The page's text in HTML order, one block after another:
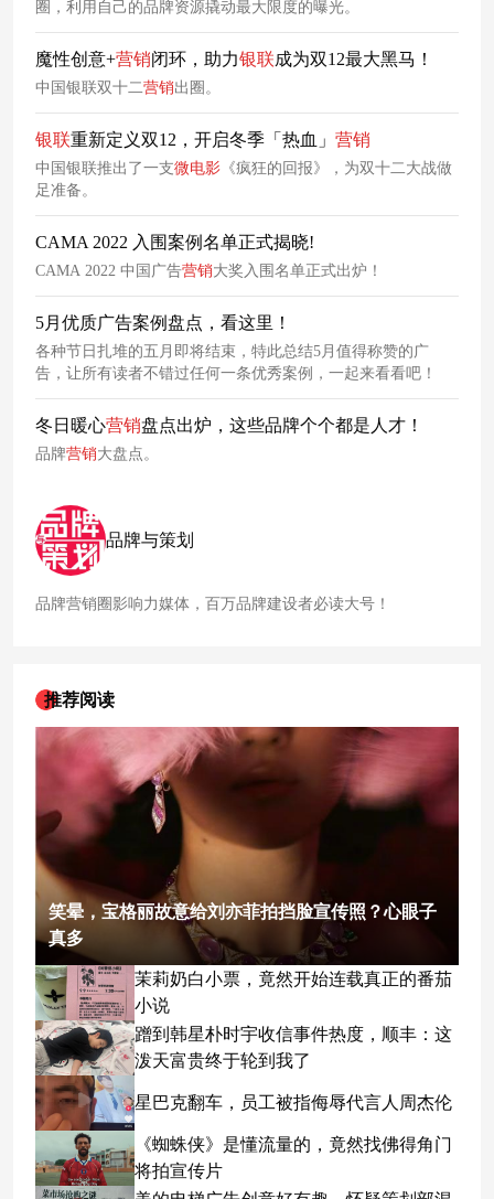
圈，利用自己的品牌资源撬动最大限度的曝光。
魔性创意+营销闭环，助力银联成为双12最大黑马！
中国银联双十二营销出圈。
银联重新定义双12，开启冬季「热血」 营销
中国银联推出了一支微电影 《疯狂的回报》，为双十二大战做
足准备。
CAMA 2022 入围案例名单正式揭晓!
CAMA 2022 中国广告营销大奖入围名单正式出炉！
5月优质广告案例盘点，看这里！
各种节日扎堆的五月即将结束，特此总结5月值得称赞的广
告，让所有读者不错过任何一条优秀案例，一起来看看吧！
冬日暖心营销盘点出炉，这些品牌个个都是人才！
品牌营销大盘点。
品牌与策划
品牌营销圈影响力媒体，百万品牌建设者必读大号！
推荐阅读
笑晕，宝格丽故意给刘亦菲拍挡脸宣传照？心眼子
真多
茉莉奶白小票，竟然开始连载真正的番茄
小说
蹭到韩星朴时宇收信事件热度，顺丰：这
泼天富贵终于轮到我了
星巴克翻车，员工被指侮辱代言人周杰伦
《蜘蛛侠》是懂流量的，竟然找佛得角门
将拍宣传片